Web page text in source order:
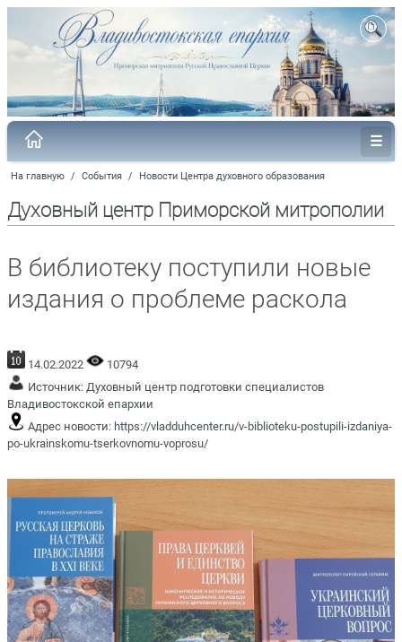
На главную / События / Новости Центра духовного образования
Духовный центр Приморской митрополии
В библиотеку поступили новые
издания о проблеме раскола
14.02.2022
10794
Источник: Духовный центр подготовки специалистов
Владивостокской епархии
Адрес новости: https://vladduhcenter.ru/v-biblioteku-postupili-izdaniya-
po-ukrainskomu-tserkovnomu-voprosu/